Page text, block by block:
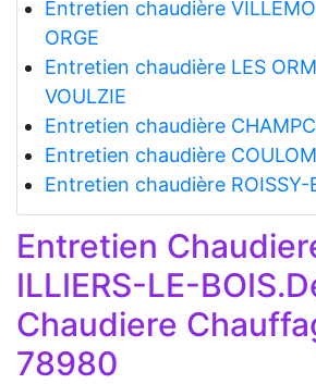
Entretien chaudière
ORGE
Entretien chaudière LES
VOULZIE
Entretien chaudière
Entretien chaudière
Entretien chaudière ROISSY-
Entretien
ILLIERS-LE-
Chaudiere
78980